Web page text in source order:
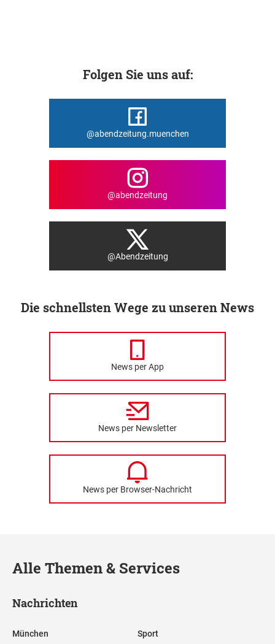
Folgen Sie uns auf:
@abendzeitung.muenchen
@abendzeitung
@Abendzeitung
Die schnellsten Wege zu unseren News
News per App
News per Newsletter
News per Browser-Nachricht
Alle Themen & Services
Nachrichten
München Sport